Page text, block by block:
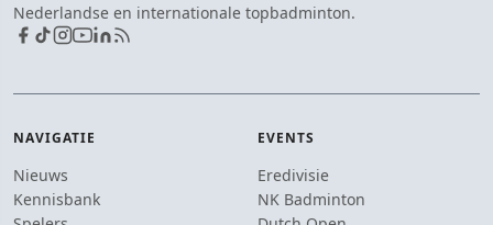
Nederlandse en internationale topbadminton.
NAVIGATIE
Nieuws
Kennisbank
EVENTS
Eredivisie
NK Badminton